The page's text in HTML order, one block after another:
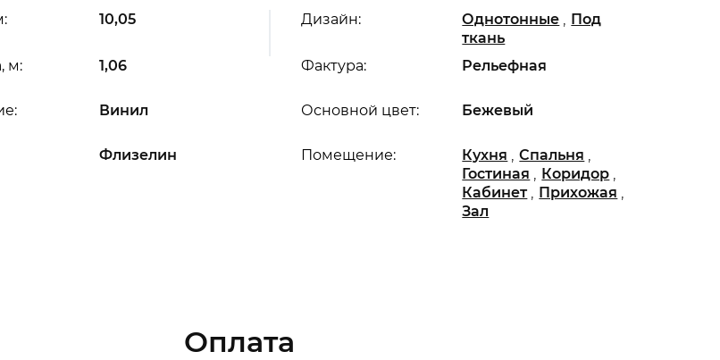
10,05
м: 1,06
Основной цвет: Бежевый
Дизайн: Однотонные , Под
ткань
Флизелин
Винил
Помещение: Кухня ,Спальня ,
Гостиная , Коридор ,
Кабинет , Прихожая ,
Зал
Фактура: Рельефная
Оплата